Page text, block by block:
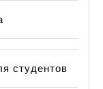
студентов